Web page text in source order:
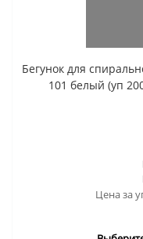
Бегунок для
101 белый (уп
Цена за